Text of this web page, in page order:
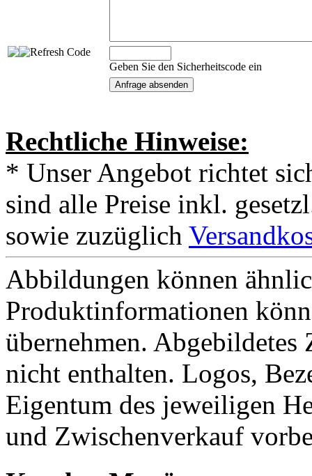
Geben Sie den Sicherheitscode ein
Rechtliche Hinweise:
* Unser Angebot richtet
sind alle Preise inkl.
sowie zuzüglich
Abbildungen können
Produktinformationen
übernehmen.
nicht enthalten. Logos,
Eigentum des jeweiligen
und Zwischenverkauf